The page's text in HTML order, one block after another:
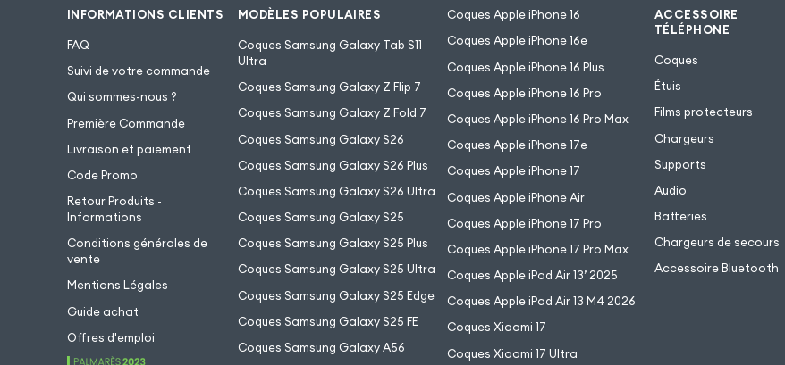
INFORMATIONS CLIENTS
FAQ
Suivi de votre commande
Qui sommes-nous ?
Première Commande
Livraison et paiement
Code Promo
Retour Produits -
Informations
Conditions générales de
vente
Mentions Légales
Guide achat
Offres d'emploi
MODÈLES POPULAIRES
Coques Samsung Galaxy Tab S11
Ultra
Coques Samsung Galaxy Z Flip 7
Coques Samsung Galaxy Z Fold 7
Coques Samsung Galaxy S26
Coques Samsung Galaxy S26 Plus
Coques Samsung Galaxy S26 Ultra
Coques Samsung Galaxy S25
Coques Samsung Galaxy S25 Plus
Coques Samsung Galaxy S25 Ultra
Coques Samsung Galaxy S25 Edge
Coques Samsung Galaxy S25 FE
Coques Samsung Galaxy A56
Coques Apple iPhone 16
Coques Apple iPhone 16e
Coques Apple iPhone 16 Plus
Coques Apple iPhone 16 Pro
Coques Apple iPhone 16 Pro Max
Coques Apple iPhone 17e
Coques Apple iPhone 17
Coques Apple iPhone Air
Coques Apple iPhone 17 Pro
Coques Apple iPhone 17 Pro Max
Coques Apple iPad Air 13’ 2025
Coques Apple iPad Air 13 M4 2026
Coques Xiaomi 17
Coques Xiaomi 17 Ultra
ACCESSOIRE
TÉLÉPHONE
Coques
Étuis
Films protecteurs
Chargeurs
Supports
Audio
Batteries
Chargeurs de secours
Accessoire Bluetooth